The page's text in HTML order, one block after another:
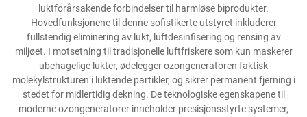
Kontakt Oss
luktforårsakende forbindelser til harmløse biprodukter.
Hovedfunksjonene til denne sofistikerte utstyret inkluderer
fullstendig eliminering av lukt, luftdesinfisering og rensing av
miljøet. I motsetning til tradisjonelle luftfriskere som kun maskerer
ubehagelige lukter, ødelegger ozongeneratoren faktisk
molekylstrukturen i luktende partikler, og sikrer permanent fjerning i
stedet for midlertidig dekning. De teknologiske egenskapene til
moderne ozongeneratorer inneholder presisjonsstyrte systemer,